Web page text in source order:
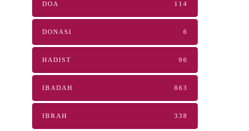
DOA 114
DONASI 6
HADIST 96
IBADAH 863
IBRAH 338